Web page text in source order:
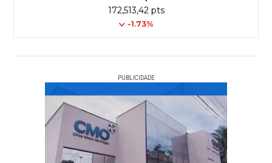
172,513,42 pts
-1.73%
PUBLICIDADE